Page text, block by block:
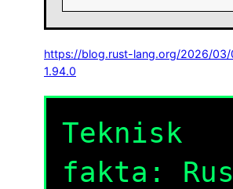
https://blog.rust-lang.org/2026/03/
1.94.0
Teknisk
fakta: